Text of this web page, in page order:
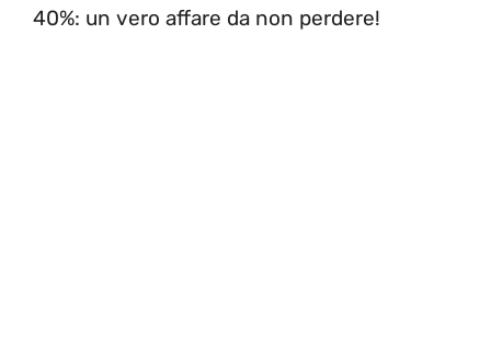
40%: un vero affare da non perdere!